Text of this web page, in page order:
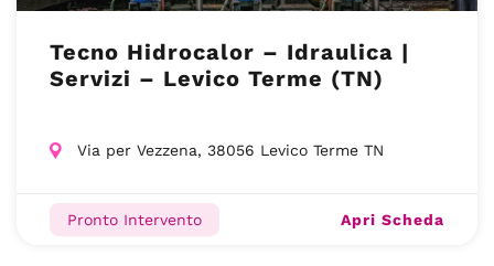
Tecno Hidrocalor – Idraulica |
Servizi – Levico Terme (TN)
Via per Vezzena, 38056 Levico Terme TN
Pronto Intervento Apri Scheda